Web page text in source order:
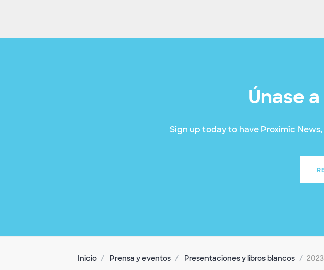
Únase
Sign up today to have Proximic
Inicio Prensa y eventos Presentaciones y libros blancos 2023